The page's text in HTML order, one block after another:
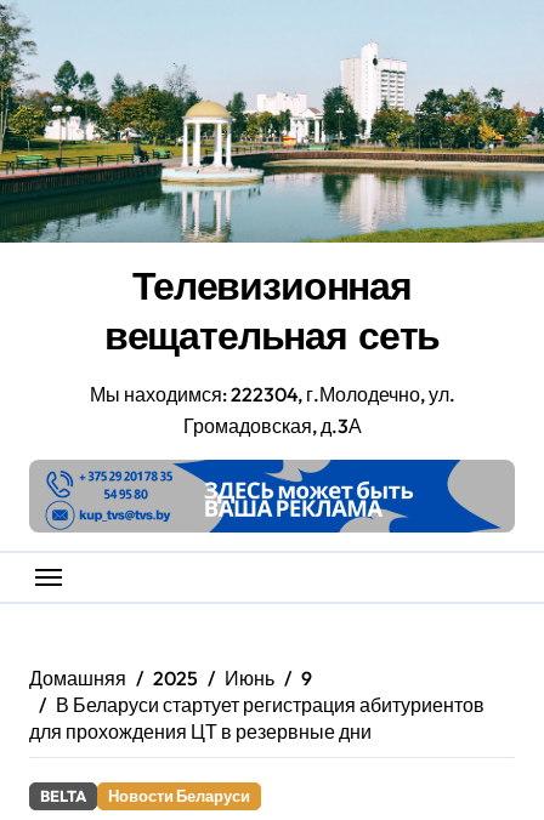
Перейти
к
содержанию
Телевизионная
вещательная сеть
Мы находимся: 222304, г.Молодечно, ул.
Громадовская, д.3А
Домашняя 2025 Июнь
9
В Беларуси стартует регистрация абитуриентов
для прохождения ЦТ в резервные дни
BELTA Новости Беларуси